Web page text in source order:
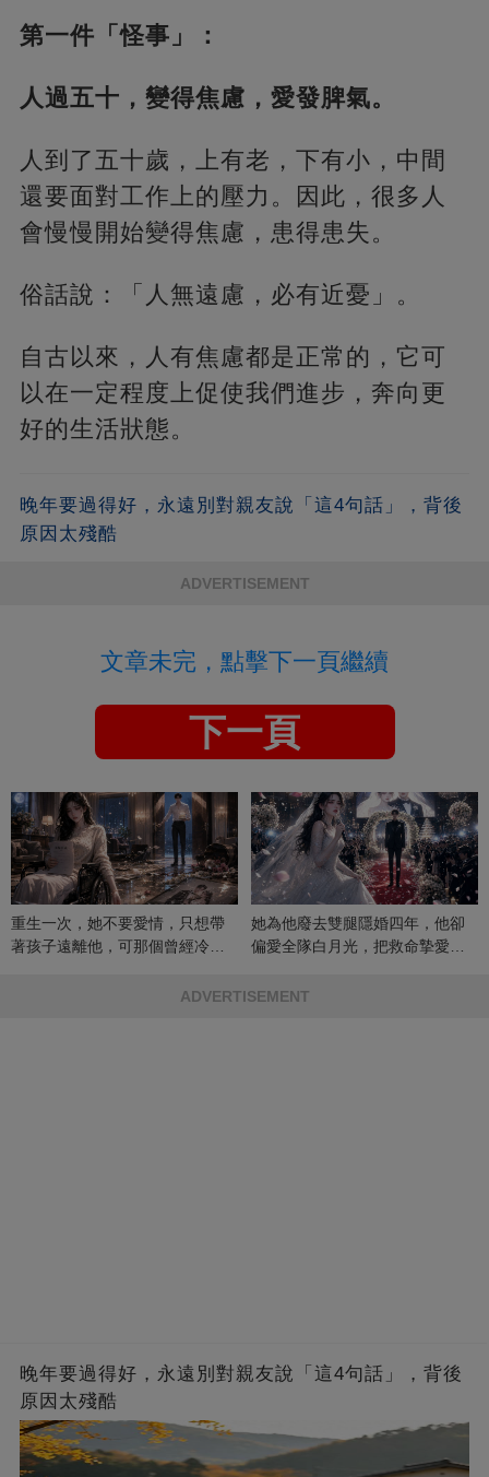
第一件「怪事」：
人過五十，變得焦慮，愛發脾氣。
人到了五十歲，上有老，下有小，中間
還要面對工作上的壓力。因此，很多人
會慢慢開始變得焦慮，患得患失。
俗話說：「人無遠慮，必有近憂」。
自古以來，人有焦慮都是正常的，它可
以在一定程度上促使我們進步，奔向更
好的生活狀態。
晚年要過得好，永遠別對親友說「這4句話」，背後
原因太殘酷
ADVERTISEMENT
文章未完，點擊下一頁繼續
下一頁
重生一次，她不要愛情，只想帶
著孩子遠離他，可那個曾經冷漠
她為他廢去雙腿隱婚四年，他卻
偏愛全隊白月光，把救命摯愛當
ADVERTISEMENT
晚年要過得好，永遠別對親友說「這4句話」，背後
原因太殘酷